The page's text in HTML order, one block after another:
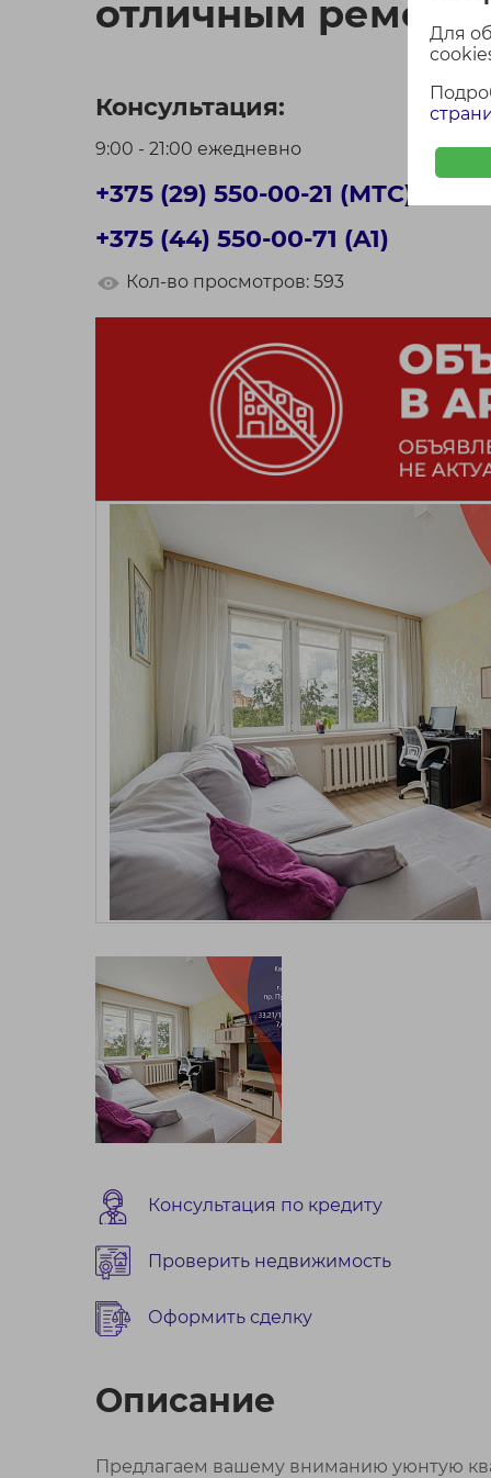
Для
отличным
Консультация:
9:00 - 21:00 ежедневно
+375 (29) 550-00-21 (МТС)
+375 (44) 550-00-71 (A1)
Кол-во просмотров: 593
Консультация по кредиту
Проверить недвижимость
Оформить сделку
Описание
Предлагаем вашему вниманию уюнтую